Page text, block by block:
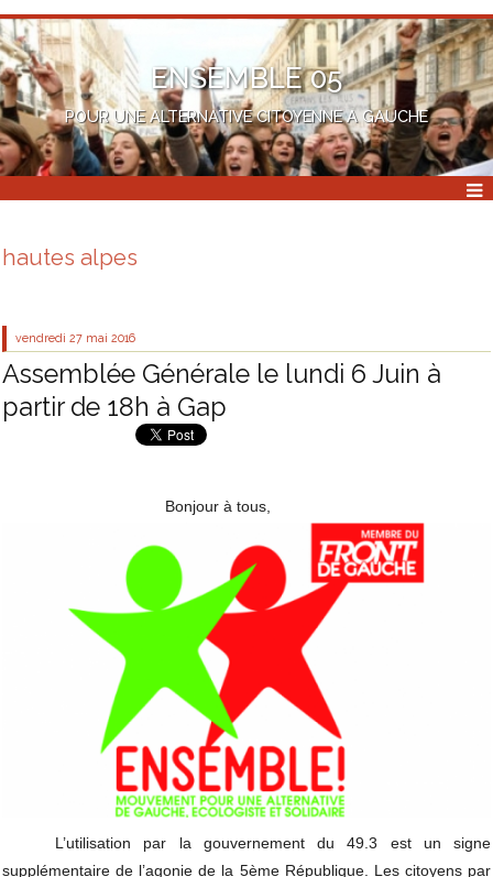
ENSEMBLE 05
POUR UNE ALTERNATIVE CITOYENNE A GAUCHE
hautes alpes
vendredi 27 mai 2016
Assemblée Générale le lundi 6 Juin à
partir de 18h à Gap
Bonjour à tous,
L’utilisation par la gouvernement du 49.3 est un signe
supplémentaire de l’agonie de la 5ème République. Les citoyens par